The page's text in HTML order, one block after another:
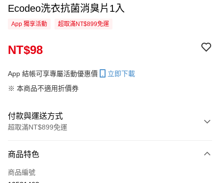
Ecodeo洗衣抗菌消臭片1入
App 獨享活動 超取滿NT$899免運
NT$98
App 結帳可享專屬活動優惠價
立即下載
※ 本商品不適用折價券
付款與運送方式
超取滿NT$899免運
信用卡一次付款
信用卡分期付款
商品特色
商品編號